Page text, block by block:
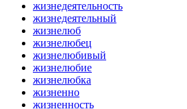
жизнедеятельность
жизнедеятельный
жизнелюб
жизнелюбец
жизнелюбивый
жизнелюбие
жизнелюбка
жизненно
жизненность